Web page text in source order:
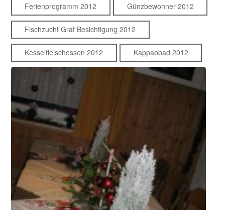
Ferienprogramm 2012 Günzbewohner 2012
Fischzucht Graf Besichtigung 2012
Kesselfleischessen 2012 Kappaobad 2012